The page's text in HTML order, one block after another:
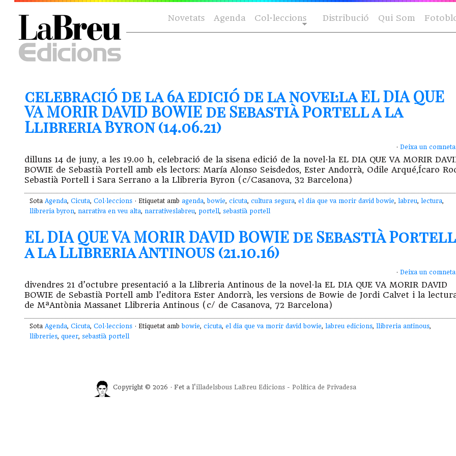
Novetats Agenda Col·leccions Distribució Qui Som
celebració de la 6a edició de la novel·la EL DIA QUE
VA MORIR DAVID BOWIE de Sebastià Portell a la
Llibreria Byron (14.06.21)
· Deixa un
dilluns 14 de juny, a les 19.00 h, celebració de la sisena edició de la novel·la EL DIA QUE VA MORIR
BOWIE de Sebastià Portell amb els lectors: María Alonso Seisdedos, Ester Andorrà, Odile Arqué,Ícaro
Sebastià Portell i Sara Serrano a la Llibreria Byron (c/Casanova, 32 Barcelona)
Sota Agenda, Cicuta, Col·leccions · Etiquetat amb agenda, bowie, cicuta, cultura segura, el dia que va morir david bowie, labreu, lectura,
llibreria byron, narrativa en veu alta, narrativeslabreu, portell, sebastià portell
EL DIA QUE VA MORIR DAVID BOWIE de Sebastià Portell
a la Llibreria Antinous (21.10.16)
· Deixa un
divendres 21 d’octubre presentació a la Llibreria Antinous de la novel·la EL DIA QUE VA MORIR DAVID
BOWIE de Sebastià Portell amb l’editora Ester Andorrà, les versions de Bowie de Jordi Calvet i la
de MªAntònia Massanet Llibreria Antinous (c/ de Casanova, 72 Barcelona)
Sota Agenda, Cicuta, Col·leccions · Etiquetat amb bowie, cicuta, el dia que va morir david bowie, labreu edicions, llibreria antinous,
llibreries, queer, sebastià portell
Copyright © 2026 · Fet a l'illadelsbous LaBreu Edicions - Política de Privadesa